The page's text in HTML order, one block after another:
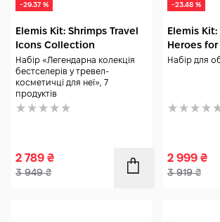
-29.37 %
Elemis Kit: Shrimps Travel
Icons Collection
Набір «Легендарна колекція
бестселерів у тревел-
косметичці для неї», 7
продуктів
2 789 ₴
3 949₴
-23.48 %
Elemis Kit:
Heroes for
Набір для
2 999 ₴
3 919₴